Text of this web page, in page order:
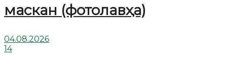
маскан (фотолавҳа)
04.08.2026
14